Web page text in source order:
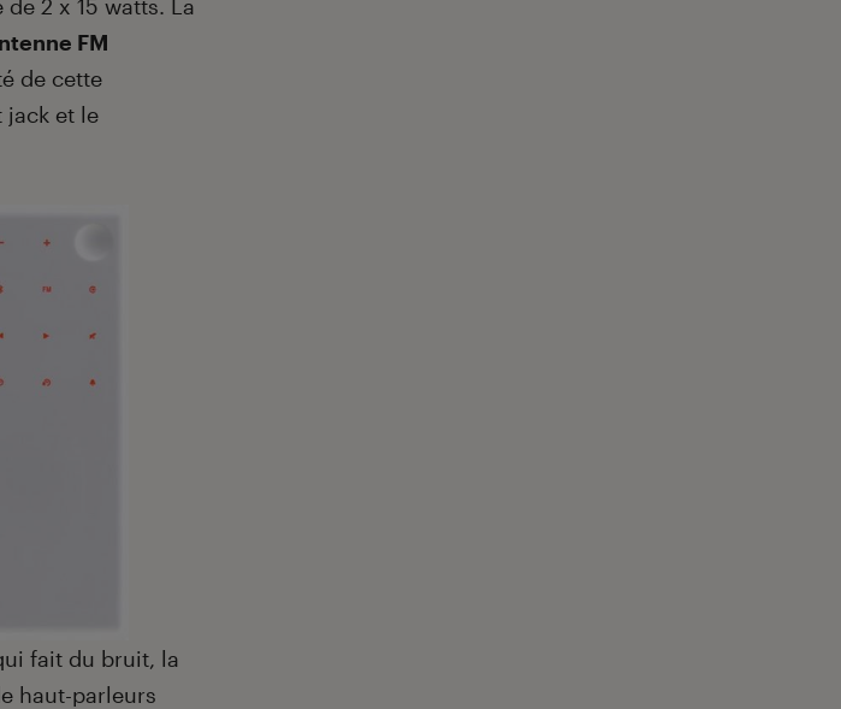
2 x 15 watts. La
FM
de cette
jack et le
fait du bruit, la
haut-parleurs